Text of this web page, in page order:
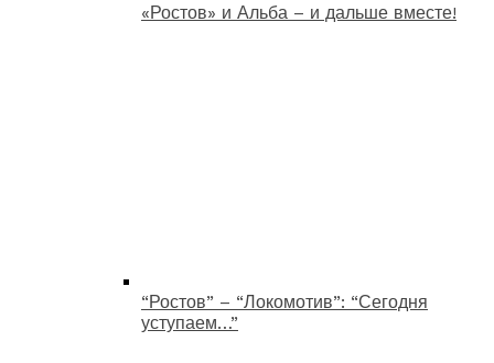
«Ростов» и Альба – и дальше вместе!
“Ростов” – “Локомотив”: “Сегодня
уступаем…”